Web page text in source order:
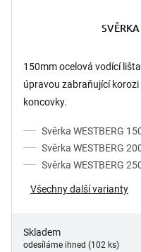
5,0
5
hvězdiček.
150mm ocelová vodící
úpravou zabraňující korozi
koncovky.
Svěrka WESTBERG
Svěrka WESTBERG
Svěrka WESTBERG
Všechny další varianty
Skladem
odesíláme ihned (102 ks)